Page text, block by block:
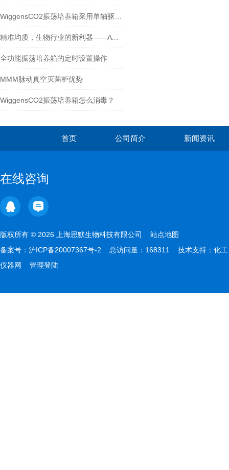
精准均质，生物行业的新利器——ATS均质机的应用价值
全功能振荡培养箱的定时设置操作
MMM脉动真空灭菌柜优势
WiggensCO2振荡培养箱怎么消毒？
首页 公司简介 新闻资讯
在线咨询
版权所有 © 2026 上海思默生物科技有限公司 站点地图
备案号： 沪ICP备20007367号-2 总访问量：168311 技术支持： 化工
仪器网
管理登陆